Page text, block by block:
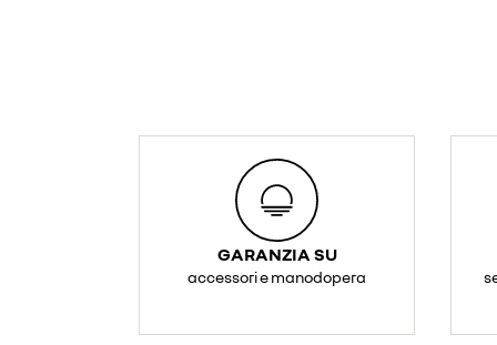
GARANZIA SU
accessori e manodopera